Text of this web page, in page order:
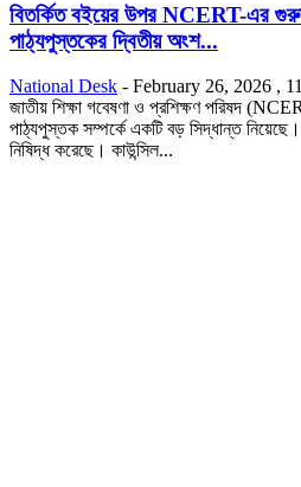
বিতর্কিত বইয়ের উপর NCERT-এর
পাঠ্যপুস্তকের দ্বিতীয় অংশ...
National Desk - February 26, 2026 ,
জাতীয় শিক্ষা গবেষণা ও প্রশিক্ষণ পরিষদ
পাঠ্যপুস্তক সম্পর্কে একটি বড় সিদ্ধান্ত নিয়েছে।
নিষিদ্ধ করেছে। কাউন্সিল...